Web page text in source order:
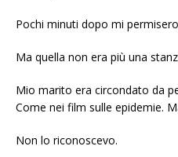
Pochi minuti dopo mi
Ma quella non era più una
Mio marito era circondato da
Come nei film sulle epidemie.
Non lo riconoscevo.